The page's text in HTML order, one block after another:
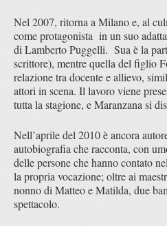
Nel 2007, ritorna a Milano e, al
come protagonista in un suo
di Lamberto Puggelli. Sua è la
scrittore), mentre quella del figlio
relazione tra docente e allievo,
attori in scena. Il lavoro viene
tutta la stagione, e Maranzana si
Nell’aprile del 2010 è ancora
autobiografia che racconta, con
delle persone che hanno contato
la propria vocazione; oltre ai
nonno di Matteo e Matilda, due
spettacolo.